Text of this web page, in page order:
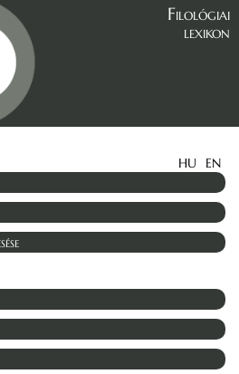
Filológiai
lexikon
HU EN